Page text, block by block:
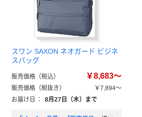
スワン SAXON ネオガード ビジネ
スバッグ
販売価格（税込） ￥8,683～
販売価格（税抜き）
￥7,894～
お届け日
： 8月27日（木）まで